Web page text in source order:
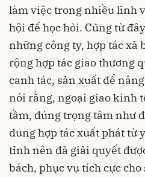
làm việc trong nhiều lĩnh
hội để học hỏi. Cũng từ
những công ty, hợp tác xã
rộng hợp tác giao thương
canh tác, sản xuất để
nói rằng, ngoại giao kinh
tầm, đúng trọng tâm như
dung hợp tác xuất phát từ
tỉnh nên đã giải quyết
bách, phục vụ tích cực